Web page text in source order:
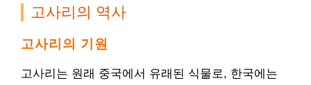
고사리의 역사
고사리의 기원
고사리는 원래 중국에서 유래된 식물로, 한국에는